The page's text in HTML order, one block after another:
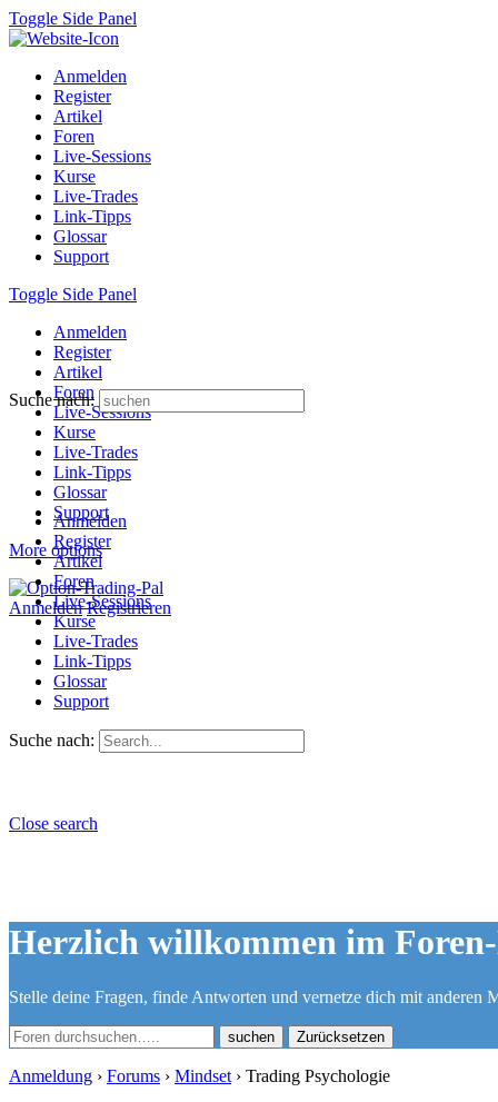
Toggle Side Panel
Anmelden
Register
Artikel
Foren
Live-Sessions
Kurse
Live-Trades
Link-Tipps
Glossar
Support
Toggle Side Panel
Anmelden
Register
Artikel
Foren
Live-Sessions
Kurse
Live-Trades
Link-Tipps
Glossar
Support
More options
Anmelden Registrieren
Suche nach:
Anmelden
Register
Artikel
Foren
Live-Sessions
Kurse
Live-Trades
Link-Tipps
Glossar
Support
Suche nach:
Close search
Herzlich willkommen im
Stelle deine Fragen, finde Antworten und vernetze dich mit anderen
Zurücksetzen
Anmeldung › Forums › Mindset › Trading Psychologie